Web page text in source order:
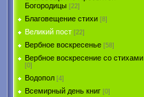
Богородицы [22]
Благовещение стихи [8]
Великий пост [22]
Вербное воскресенье [58]
Вербное воскресение со стихами
[0]
Водопол [4]
Всемирный день книг [0]